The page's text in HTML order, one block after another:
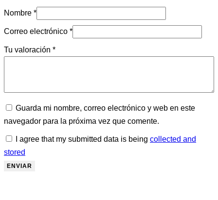
Nombre *
Correo electrónico *
Tu valoración *
Guarda mi nombre, correo electrónico y web en este
navegador para la próxima vez que comente.
I agree that my submitted data is being collected and
stored